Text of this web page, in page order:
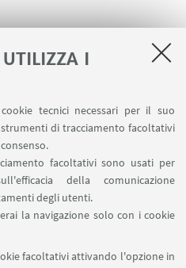
UTILIZZA I
tecnici necessari per il suo
di tracciamento facoltativi
facoltativi sono usati per
della comunicazione
degli utenti.
la navigazione solo con i cookie
facoltativi attivando l'opzione in
UTILI
SU: